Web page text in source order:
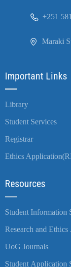
+251
Maraki
Important Links
Library
Student Services
Registrar
Ethics
Resources
Student Information
Research and
UoG Journals
Student Application